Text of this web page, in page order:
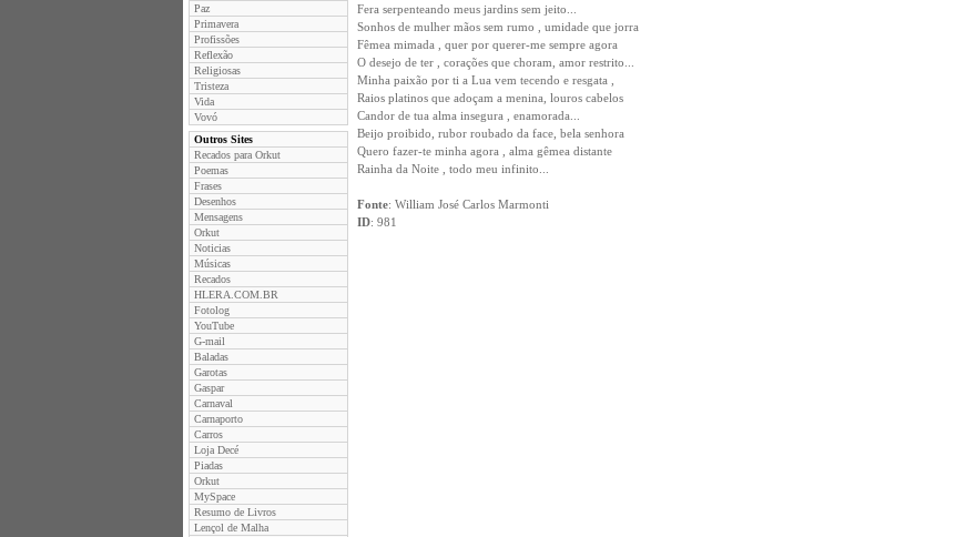
Paz
Primavera
Profissões
Reflexão
Religiosas
Tristeza
Vida
Vovó
Outros Sites
Recados para Orkut
Poemas
Frases
Desenhos
Mensagens
Orkut
Noticias
Músicas
Recados
HLERA.COM.BR
Fotolog
YouTube
G-mail
Baladas
Garotas
Gaspar
Carnaval
Carnaporto
Carros
Loja Decé
Piadas
Orkut
MySpace
Resumo de Livros
Lençol de Malha
Fera serpenteando meus jardins sem jeito...
Sonhos de mulher mãos sem rumo , umidade que jorra
Fêmea mimada , quer por querer-me sempre agora
O desejo de ter , corações que choram, amor restrito...
Minha paixão por ti a Lua vem tecendo e resgata ,
Raios platinos que adoçam a menina, louros cabelos
Candor de tua alma insegura , enamorada...
Beijo proibido, rubor roubado da face, bela senhora
Quero fazer-te minha agora , alma gêmea distante
Rainha da Noite , todo meu infinito...
Fonte: William José Carlos Marmonti
ID: 981